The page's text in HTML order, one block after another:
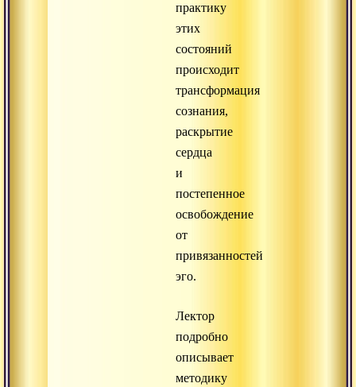
практику
этих
состояний
происходит
трансформация
сознания,
раскрытие
сердца
и
постепенное
освобождение
от
привязанностей
эго.
Лектор
подробно
описывает
методику